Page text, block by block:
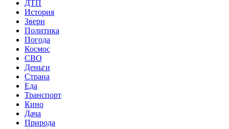
ДТП
История
Звери
Политика
Погода
Космос
СВО
Деньги
Страна
Еда
Транспорт
Кино
Дача
Природа